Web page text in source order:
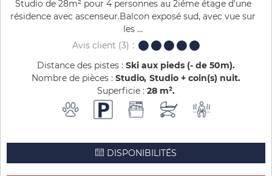
Studio de 28m² pour 4 personnes au 2iéme étage d'une
résidence avec ascenseur.Balcon exposé sud, avec vue sur
les ...
Avis client (3)
Distance des pistes : Ski aux pieds (- de 50m)
Nombre de pièces : Studio Studio + coin(s) nuit
Superficie : 28 m²
DISPONIBILITÉS